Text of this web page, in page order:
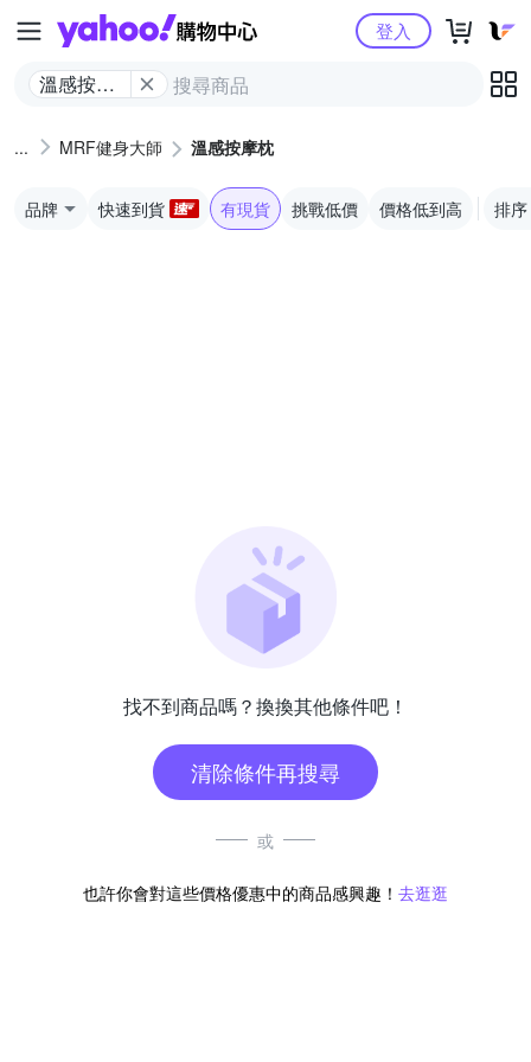
Yahoo購物中心
溫感按摩
登入
MRF健身大師 溫感按摩枕
品牌 快速到貨 有現貨 挑戰低價 價格低到高 排序
找不到商品嗎？換換其他條件吧！
清除條件再搜尋
或
也許你會對這些價格優惠中的商品感興趣！ 去逛逛